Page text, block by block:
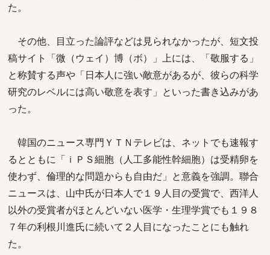
た。
その他、目立った論評などは見られなかったが、短文投
稿サイト「微（ウェイ）博（ボ）」上には、「敬服する」
と称賛する声や「日本人に強い敵意があるが、彼らの科学
研究のレベルには高い敬意を表す」といった書き込みがあ
った。
韓国のニュース専門ＹＴＮテレビは、ネットでも速報す
るとともに「ｉＰＳ細胞（人工多能性幹細胞）は受精卵を
使わず、倫理的な問題からも自由だ」と意義を強調。聯合
ニュースは、山中氏が日本人で１９人目の受賞で、西洋人
以外の受賞者がほとんどいない医学・生理学賞でも１９８
７年の利根川進氏に続いて２人目になったことにも触れ
た。